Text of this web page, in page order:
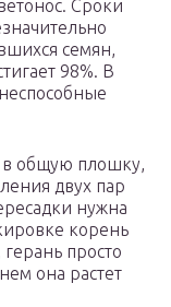
Сроки
семян,
98%. В
в общую плошку,
двух пар
нужна
корень
просто
она растет